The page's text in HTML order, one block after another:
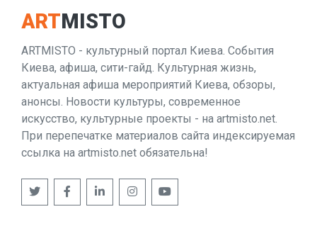
ARTMISTO
ARTMISTO - культурный портал Киева. События
Киева, афиша, сити-гайд. Культурная жизнь,
актуальная афиша мероприятий Киева, обзоры,
анонсы. Новости культуры, современное
искусство, культурные проекты - на artmisto.net.
При перепечатке материалов сайта индексируемая
ссылка на artmisto.net обязательна!